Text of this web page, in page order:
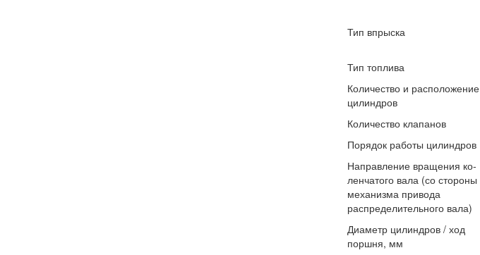
Тип впрыска
Тип топлива
Количество и расположение
цилиндров
Количество клапанов
Порядок работы цилиндров
Направление вращения ко­
ленчатого вала (со стороны
механизма привода
распреде­лительного вала)
Диаметр цилиндров / ход
поршня, мм